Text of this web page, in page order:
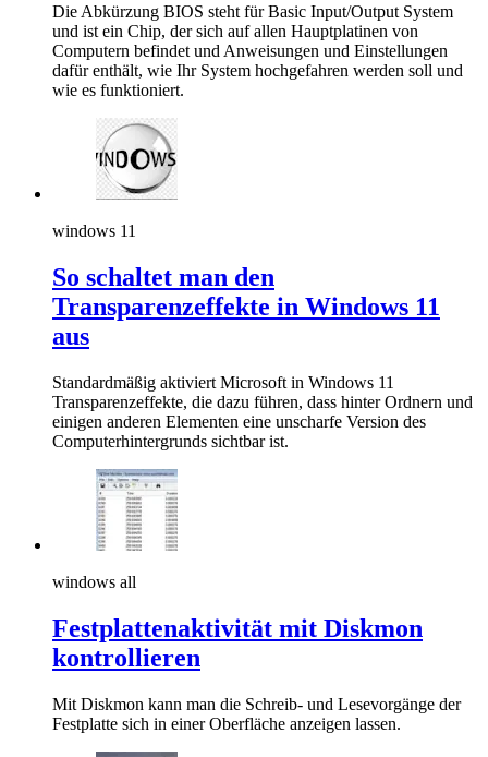
Die Abkürzung BIOS steht für Basic Input/Output System
und ist ein Chip, der sich auf allen Hauptplatinen von
Computern befindet und Anweisungen und Einstellungen
dafür enthält, wie Ihr System hochgefahren werden soll und
wie es funktioniert.
windows 11
So schaltet man den
Transparenzeffekte in Windows 11
aus
Standardmäßig aktiviert Microsoft in Windows 11
Transparenzeffekte, die dazu führen, dass hinter Ordnern und
einigen anderen Elementen eine unscharfe Version des
Computerhintergrunds sichtbar ist.
windows all
Festplattenaktivität mit Diskmon
kontrollieren
Mit Diskmon kann man die Schreib- und Lesevorgänge der
Festplatte sich in einer Oberfläche anzeigen lassen.